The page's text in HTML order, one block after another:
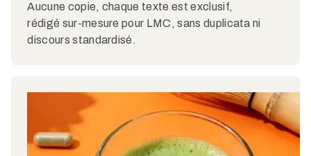
Aucune copie, chaque texte est exclusif,
rédigé sur-mesure pour LMC, sans duplicata ni
discours standardisé.